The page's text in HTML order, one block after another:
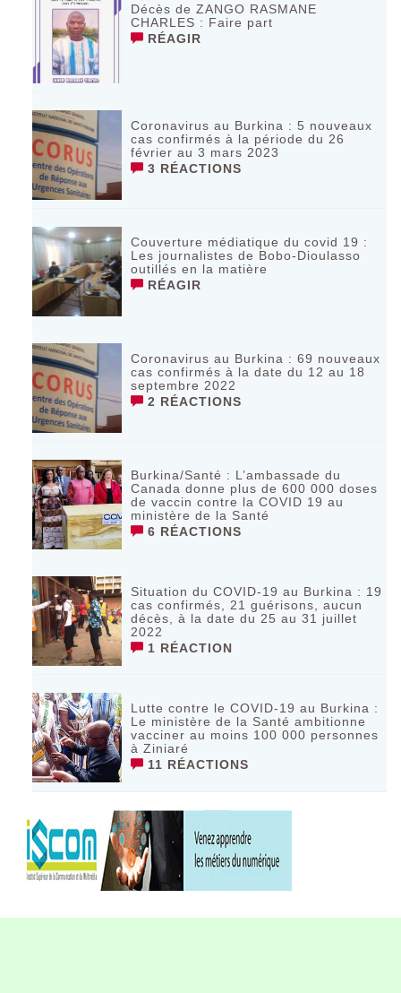
Décès de ZANGO RASMANE
CHARLES : Faire part
RÉAGIR
Coronavirus au Burkina : 5 nouveaux
cas confirmés à la période du 26
février au 3 mars 2023
3 RÉACTIONS
Couverture médiatique du covid 19 :
Les journalistes de Bobo-Dioulasso
outillés en la matière
RÉAGIR
Coronavirus au Burkina : 69 nouveaux
cas confirmés à la date du 12 au 18
septembre 2022
2 RÉACTIONS
Burkina/Santé : L’ambassade du
Canada donne plus de 600 000 doses
de vaccin contre la COVID 19 au
ministère de la Santé
6 RÉACTIONS
Situation du COVID-19 au Burkina : 19
cas confirmés, 21 guérisons, aucun
décès, à la date du 25 au 31 juillet
2022
1 RÉACTION
Lutte contre le COVID-19 au Burkina :
Le ministère de la Santé ambitionne
vacciner au moins 100 000 personnes
à Ziniaré
11 RÉACTIONS